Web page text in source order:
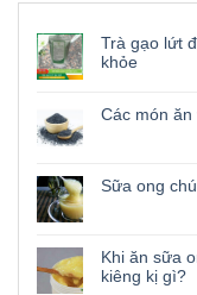
Trà gạo lứt
khỏe
Các món
Sữa ong
Khi ăn sữa
kiêng kị gì?